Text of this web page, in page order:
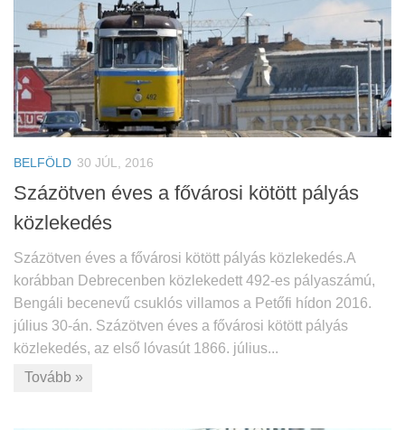
BELFÖLD 30 JÚL, 2016
Százötven éves a fővárosi kötött pályás
közlekedés
Százötven éves a fővárosi kötött pályás közlekedés.A
korábban Debrecenben közlekedett 492-es pályaszámú,
Bengáli becenevű csuklós villamos a Petőfi hídon 2016.
július 30-án. Százötven éves a fővárosi kötött pályás
közlekedés, az első lóvasút 1866. július...
Tovább »